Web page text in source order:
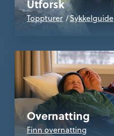
Utforsk
Toppturer Sykkelguide
Overnatting
Finn overnatting